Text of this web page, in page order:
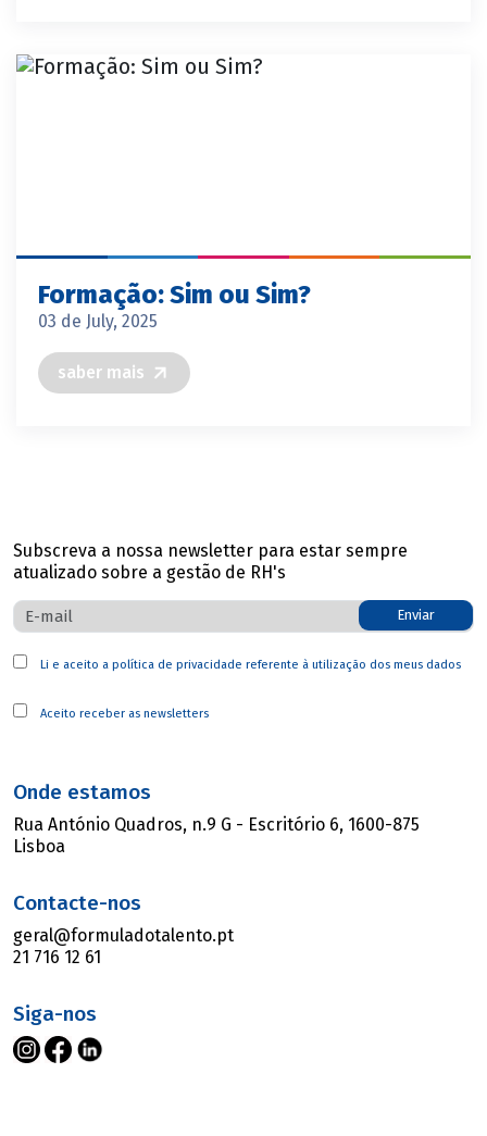
Formação: Sim ou Sim?
03 de July, 2025
saber mais
Subscreva a nossa newsletter para estar sempre
atualizado sobre a gestão de RH's
Enviar
Li e aceito a política de privacidade referente à utilização dos meus dados
Aceito receber as newsletters
Onde estamos
Rua António Quadros, n.9 G - Escritório 6, 1600-875
Lisboa
Contacte-nos
geral@formuladotalento.pt
21 716 12 61
Siga-nos